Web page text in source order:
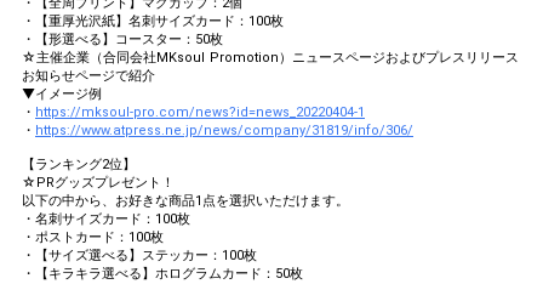
・【重厚光沢紙】名刺サイズカード：100枚
・【形選べる】コースター：50枚
☆主催企業（合同会社MKsoul Promotion）ニュースページおよびプレスリリース
お知らせページで紹介
▼イメージ例
・ https://mksoul-pro.com/news?id=news_20220404-1
・ https://www.atpress.ne.jp/news/company/31819/info/306/
【ランキング2位】
☆PRグッズプレゼント！
以下の中から、お好きな商品1点を選択いただけます。
・名刺サイズカード：100枚
・ポストカード：100枚
・【サイズ選べる】ステッカー：100枚
・【キラキラ選べる】ホログラムカード：50枚